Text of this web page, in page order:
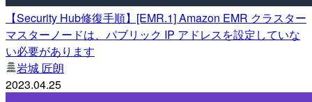
【Security Hub修復手順】[EMR.1] Amazon EMR クラスター
マスターノードは、パブリック IP アドレスを設定していな
い必要があります
岩城 匠朗
2023.04.25